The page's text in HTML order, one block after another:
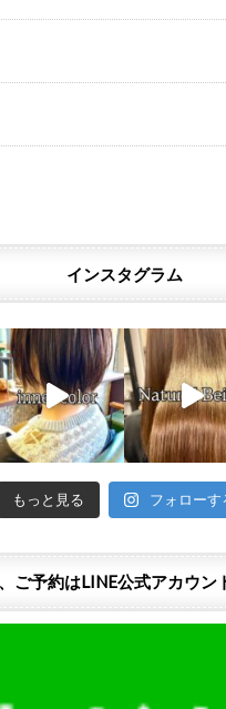
インスタグラム
もっと見る フォローす
ご予約はLINE公式アカウ